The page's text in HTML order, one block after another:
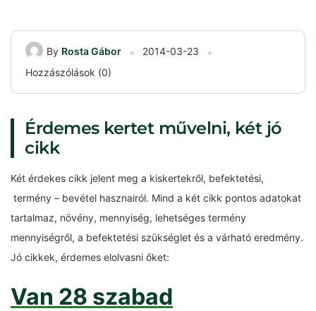
By Rosta Gábor
2014-03-23
Hozzászólások (0)
Érdemes kertet művelni, két jó
cikk
Két érdekes cikk jelent meg a kiskertekről, befektetési,
termény – bevétel hasznairól. Mind a két cikk pontos adatokat
tartalmaz, növény, mennyiség, lehetséges termény
mennyiségről, a befektetési szükséglet és a várható eredmény.
Jó cikkek, érdemes elolvasni őket:
Van 28 szabad